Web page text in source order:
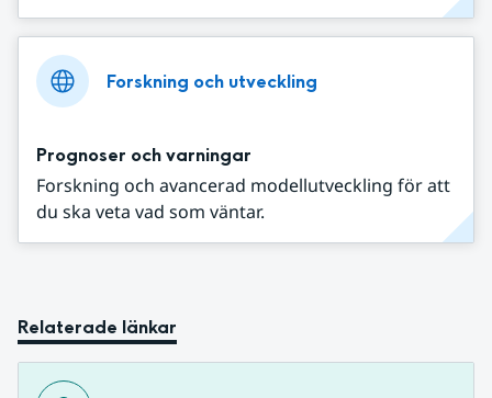
Forskning och utveckling
Prognoser och varningar
Forskning och avancerad modellutveckling för att
du ska veta vad som väntar.
Relaterade länkar